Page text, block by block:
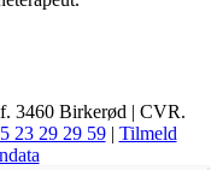
3460 Birkerød | CVR.
23 29 29 59| Tilmeld